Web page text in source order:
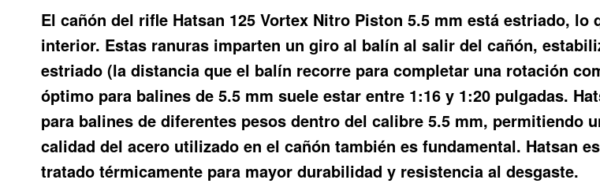
El cañón del rifle Hatsan 125 Vortex Nitro Piston 5.5 mm está estriado,
interior. Estas ranuras imparten un giro al balín al salir del cañón,
estriado (la distancia que el balín recorre para completar una rotación
óptimo para balines de 5.5 mm suele estar entre 1:16 y 1:20 pulgadas.
para balines de diferentes pesos dentro del calibre 5.5 mm, permitiendo
calidad del acero utilizado en el cañón también es fundamental. Hatsan
tratado térmicamente para mayor durabilidad y resistencia al desgaste.